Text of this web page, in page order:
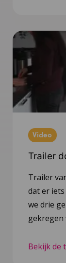
Video
Trailer
Trailer
dat er
we drie
gekregen
Bekijk de